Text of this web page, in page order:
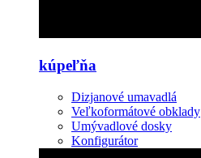
kúpeľňa
Dizjanové umavadlá
Veľkoformátové obklady
Umývadlové dosky
Konfigurátor